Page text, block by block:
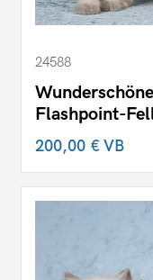
24588
Flashpoint-
200,00 €VB